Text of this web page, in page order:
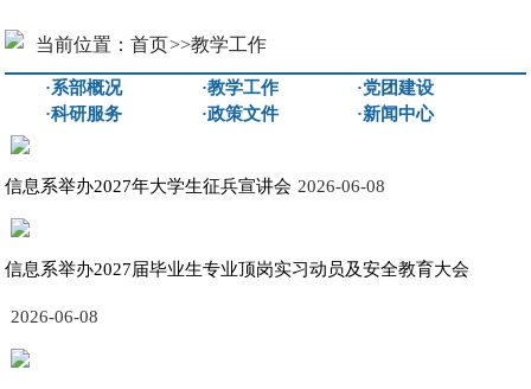
当前位置：首页>>教学工作
·系部概况 ·教学工作
·党团建设
·科研服务
·政策文件 ·新闻中心
信息系举办2027年大学生征兵宣讲会 2026-06-08
信息系举办2027届毕业生专业顶岗实习动员及安全教育大会
2026-06-08